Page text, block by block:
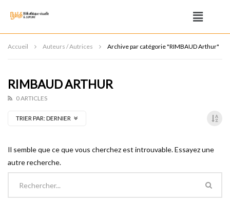
Accueil Auteurs / Autrices Archive par catégorie "RIMBAUD Arthur"
RIMBAUD ARTHUR
0 ARTICLES
TRIER PAR:DERNIER
Il semble que ce que vous cherchez est introuvable. Essayez une
autre recherche.